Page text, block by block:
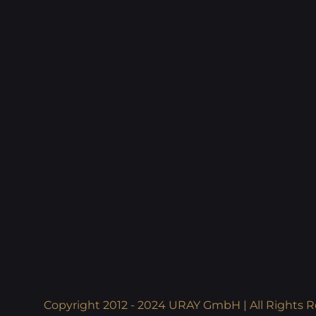
Copyright 2012 - 2024 URAY GmbH | All Rights